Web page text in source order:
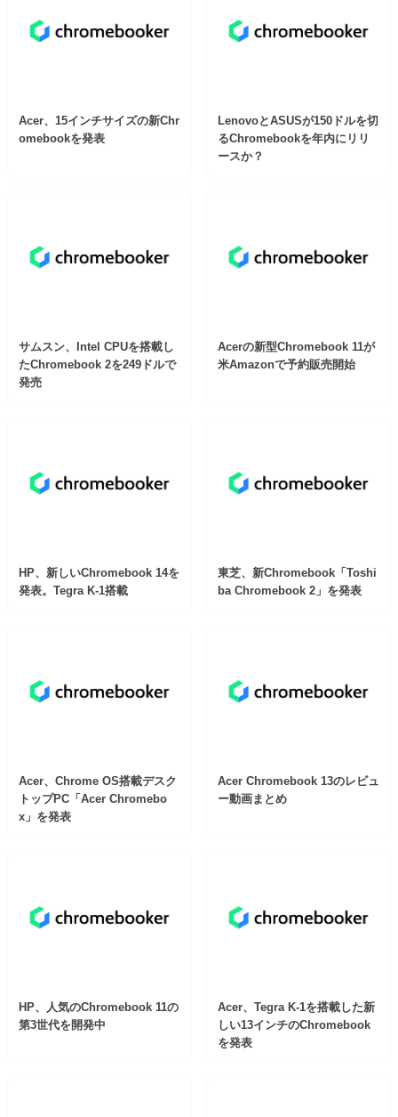
Acer、15インチサイズの新Chr
omebookを発表
LenovoとASUSが150ドルを切
るChromebookを年内にリリ
ースか？
サムスン、Intel CPUを搭載し
たChromebook 2を249ドルで
発売
Acerの新型Chromebook 11が
米Amazonで予約販売開始
HP、新しいChromebook 14を
発表。Tegra K-1搭載
東芝、新Chromebook「Toshi
ba Chromebook 2」を発表
Acer、Chrome OS搭載デスク
トップPC「Acer Chromebo
x」を発表
Acer Chromebook 13のレビュ
ー動画まとめ
HP、人気のChromebook 11の
第3世代を開発中
Acer、Tegra K-1を搭載した新
しい13インチのChromebook
を発表